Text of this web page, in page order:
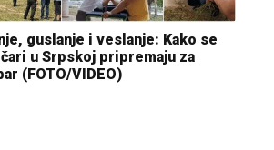
guslanje i veslanje: Kako se
u Srpskoj pripremaju za
(FOTO/VIDEO)